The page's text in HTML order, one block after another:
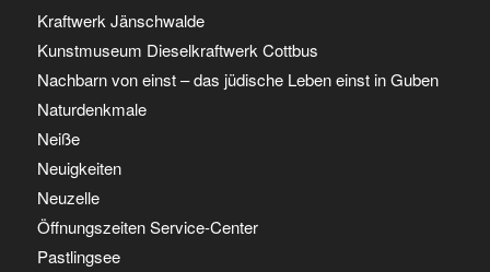
Kraftwerk Jänschwalde
Kunstmuseum Dieselkraftwerk Cottbus
Nachbarn von einst – das jüdische Leben einst in Guben
Naturdenkmale
Neiße
Neuigkeiten
Neuzelle
Öffnungszeiten Service-Center
Pastlingsee